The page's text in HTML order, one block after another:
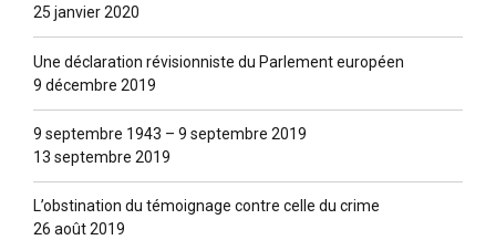
25 janvier 2020
Une déclaration révisionniste du Parlement européen
9 décembre 2019
9 septembre 1943 – 9 septembre 2019
13 septembre 2019
L’obstination du témoignage contre celle du crime
26 août 2019